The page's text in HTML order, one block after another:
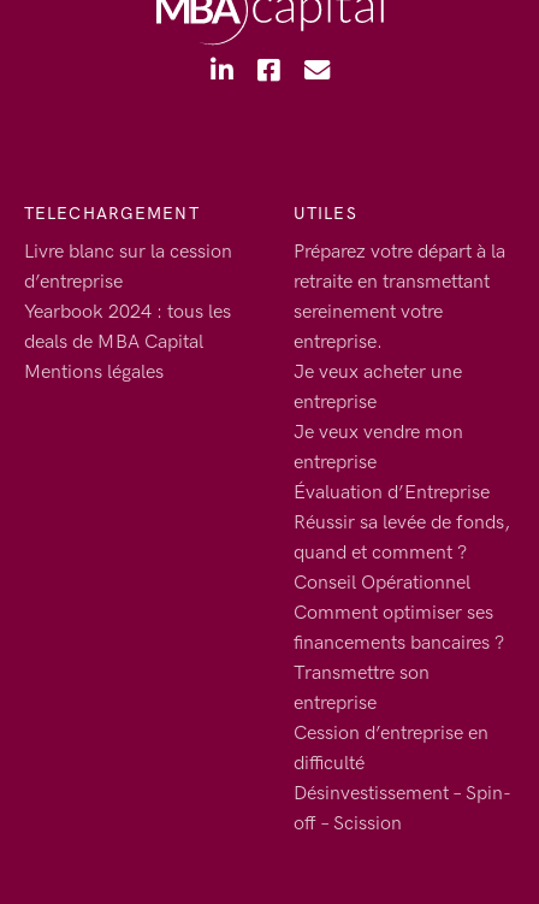
TELECHARGEMENT
Livre blanc sur la cession
d’entreprise
Yearbook 2024 : tous les
deals de MBA Capital
Mentions légales
UTILES
Préparez votre départ à la
retraite en transmettant
sereinement votre
entreprise.
Je veux acheter une
entreprise
Je veux vendre mon
entreprise
Évaluation d’Entreprise
Réussir sa levée de fonds,
quand et comment ?
Conseil Opérationnel
Comment optimiser ses
financements bancaires ?
Transmettre son
entreprise
Cession d’entreprise en
difficulté
Désinvestissement – Spin-
off – Scission